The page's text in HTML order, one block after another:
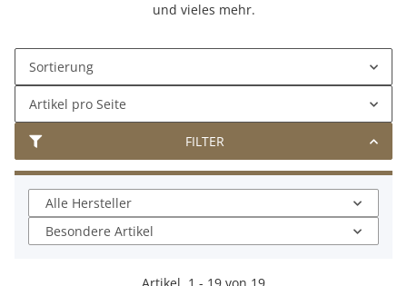
und vieles mehr.
FILTER
Sortierung
Artikel pro Seite
Alle Hersteller
Besondere Artikel